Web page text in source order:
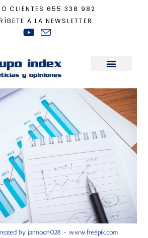
CLIENTES 655 338 982
A LA NEWSLETTER
by jannoon028 - www.freepik.com